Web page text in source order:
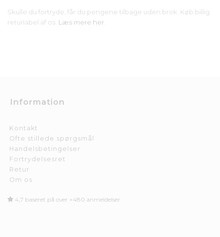
Skulle du fortryde, får du pengene tilbage uden brok. Køb billig
returlabel af os. Læs mere her.
Information
Kontakt
Ofte stillede spørgsmål
Handelsbetingelser
Fortrydelsesret
Retur
Om os
4,7 baseret på over +480 anmeldelser